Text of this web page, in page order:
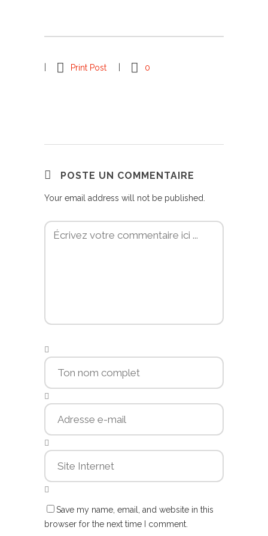
Print Post 0
POSTE UN COMMENTAIRE
Your email address will not be published.
Save my name, email, and website in this
browser for the next time I comment.